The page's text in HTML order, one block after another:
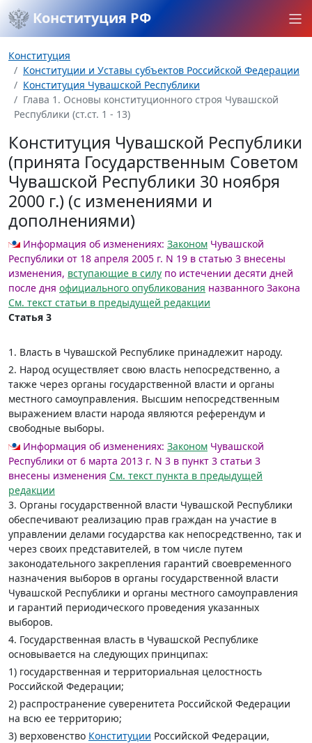
Конституция РФ
Конституция
Конституции и Уставы субъектов Российской Федерации
Конституция Чувашской Республики
Глава 1. Основы конституционного строя Чувашской
Республики (ст.ст. 1 - 13)
Конституция Чувашской Республики
(принята Государственным Советом
Чувашской Республики 30 ноября
2000 г.) (с изменениями и
дополнениями)
Информация об изменениях: Законом Чувашской
Республики от 18 апреля 2005 г. N 19 в статью 3 внесены
изменения, вступающие в силу по истечении десяти дней
после дня официального опубликования названного Закона
См. текст статьи в предыдущей редакции
Статья 3
1. Власть в Чувашской Республике принадлежит народу.
2. Народ осуществляет свою власть непосредственно, а
также через органы государственной власти и органы
местного самоуправления. Высшим непосредственным
выражением власти народа являются референдум и
свободные выборы.
Информация об изменениях: Законом Чувашской
Республики от 6 марта 2013 г. N 3 в пункт 3 статьи 3
внесены изменения См. текст пункта в предыдущей
редакции
3. Органы государственной власти Чувашской Республики
обеспечивают реализацию прав граждан на участие в
управлении делами государства как непосредственно, так и
через своих представителей, в том числе путем
законодательного закрепления гарантий своевременного
назначения выборов в органы государственной власти
Чувашской Республики и органы местного самоуправления
и гарантий периодического проведения указанных
выборов.
4. Государственная власть в Чувашской Республике
основывается на следующих принципах:
1) государственная и территориальная целостность
Российской Федерации;
2) распространение суверенитета Российской Федерации
на всю ее территорию;
3) верховенство Конституции Российской Федерации,